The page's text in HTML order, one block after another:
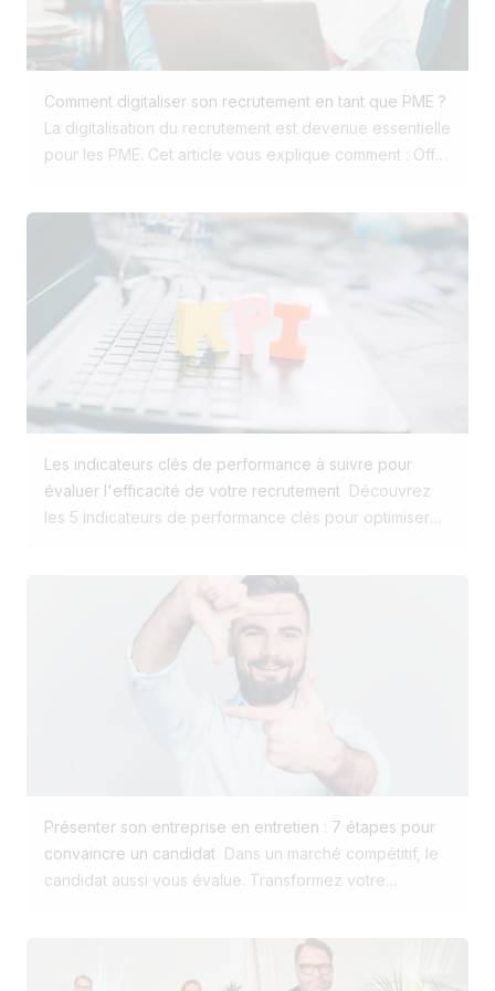
Montrez vos valeurs, vos projets, vos équipes, vos
opportunités de formation et de carrière. 5. Diffuser
automatiquement vos offres Automatisez la publication
spécialisés. 6. Centraliser les données Stop aux CV
dans Dropbox et aux suivis Excel. Utilisez une base
unique pour garder l’historique des candidats. 7.
managers et RH de collaborer sur une plateforme
commune avec feedback et suivi transparents. 8.
Automatiser les tâches chronophages Refus, relances,
formulaires de qualification → gagnez du temps pour
l’humain. 9. Utiliser l’IA intelligemment Pour lire les CV,
générer des offres attractives ou produire du contenu
visuel pour vos annonces. 10. Donner une réponse aux
candidats Un candidat sans feedback = une image
employeur dégradée. Automatisez, mais ne négligez
pas l’humain.
Comment digitaliser son recrutement en tant que PME ?
La digitalisation du recrutement est devenue essentielle
pour les PME. Cet article vous explique comment : Offrir
Éviter les process éclatés grâce à une base
centralisée. Automatiser les tâches répétitives pour
gagner du temps. Diffuser efficacement vos offres
d’emploi. Améliorer la collaboration interne autour du
recrutement. Pourquoi digitaliser son recrutement ?
Tout est devenu digital. On achète en quelques clics
smartphone… et les candidats s’attendent à la même
avec l’e-commerce est frappant : près de 3 acheteurs
sur 5 abandonnent leur panier en ligne avant de
finaliser. Dans le recrutement digital, c’est encore pire.
perdez vos talents avant même de les rencontrer. Un
site carrière classique ne convertit que 0 à 2 % de ses
visiteurs en candidats, alors qu’avec une expérience
digitale optimisée (SEO, contenu marque employeur,
mobile first), ce taux peut être multiplié par 10 et ainsi
créer une véritable source d'acquisition des candidats.
simple Comme en marketing, il faut penser funnel de
conversion. Un candidat doit être guidé depuis l’endroit
où il se trouve (Google Jobs, LinkedIn, réseaux
se trouvent les candidats. Offrir une expérience sans
friction, surtout sur mobile (plus de 90 % des
Les indicateurs clés de performance à suivre pour
évaluer l'efficacité de votre recrutement Découvrez
les 5 indicateurs de performance clés pour optimiser
embauche et satisfaction des candidats. Améliorez
votre processus RH et attirez les meilleurs talents avec
des données précises et exploitables. Téléchargez
notre guide gratuit ! Introduction : Pourquoi il est
essentiel de mesurer l'efficacité de votre recrutement
attentes des candidats, les entreprises doivent
absolument suivre les indicateurs clés de performance
(KPI) pour optimiser leur processus de recrutement .
performance permettent de répondre à des questions
essentielles : Mon processus de recrutement est-il trop
Présenter son entreprise en entretien : 7 étapes pour
convaincre un candidat Dans un marché compétitif, le
candidat aussi vous évalue. Transformez votre
moment charnière, une rencontre à double enjeu où le